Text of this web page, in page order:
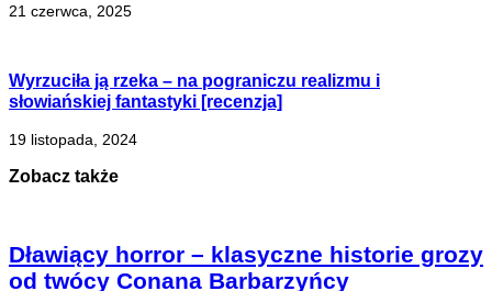
21 czerwca, 2025
Wyrzuciła ją rzeka – na pograniczu realizmu i
słowiańskiej fantastyki [recenzja]
19 listopada, 2024
Zobacz także
Dławiący horror – klasyczne historie grozy
od twócy Conana Barbarzyńcy